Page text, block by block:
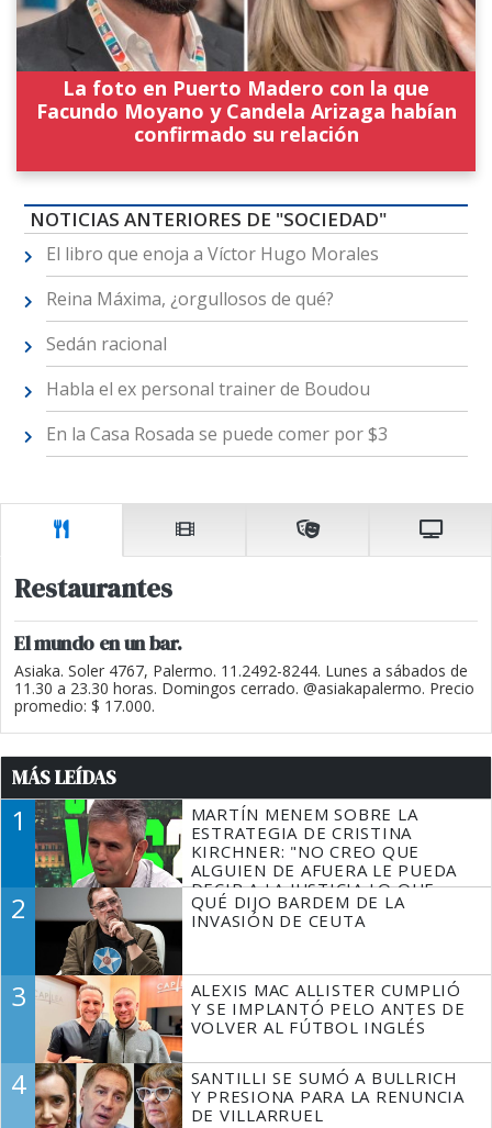
La foto en Puerto Madero con la que
Facundo Moyano y Candela Arizaga habían
confirmado su relación
NOTICIAS ANTERIORES DE "SOCIEDAD"
El libro que enoja a Víctor Hugo Morales
Reina Máxima, ¿orgullosos de qué?
Sedán racional
Habla el ex personal trainer de Boudou
En la Casa Rosada se puede comer por $3
Restaurantes
El mundo en un bar.
Asiaka. Soler 4767, Palermo. 11.2492-8244. Lunes a sábados de
11.30 a 23.30 horas. Domingos cerrado. @asiakapalermo. Precio
promedio: $ 17.000.
MÁS LEÍDAS
1
MARTÍN MENEM SOBRE LA
ESTRATEGIA DE CRISTINA
KIRCHNER: "NO CREO QUE
ALGUIEN DE AFUERA LE PUEDA
DECIR A LA JUSTICIA LO QUE
TIENE QUE HACER"
2
QUÉ DIJO BARDEM DE LA
INVASIÓN DE CEUTA
3
ALEXIS MAC ALLISTER CUMPLIÓ
Y SE IMPLANTÓ PELO ANTES DE
VOLVER AL FÚTBOL INGLÉS
4
SANTILLI SE SUMÓ A BULLRICH
Y PRESIONA PARA LA RENUNCIA
DE VILLARRUEL